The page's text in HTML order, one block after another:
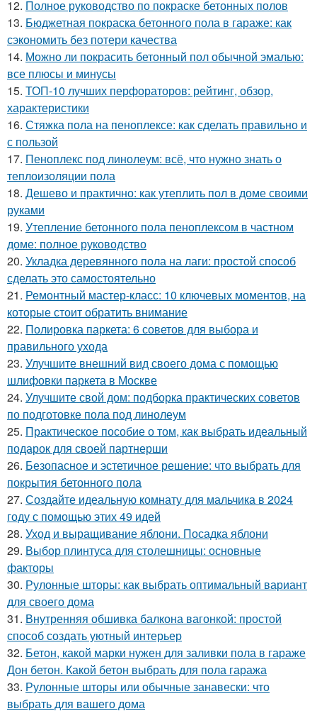
12. Полное руководство по покраске бетонных полов
13. Бюджетная покраска бетонного пола в гараже: как
сэкономить без потери качества
14. Можно ли покрасить бетонный пол обычной эмалью:
все плюсы и минусы
15. ТОП-10 лучших перфораторов: рейтинг, обзор,
характеристики
16. Стяжка пола на пеноплексе: как сделать правильно и
с пользой
17. Пеноплекс под линолеум: всё, что нужно знать о
теплоизоляции пола
18. Дешево и практично: как утеплить пол в доме своими
руками
19. Утепление бетонного пола пеноплексом в частном
доме: полное руководство
20. Укладка деревянного пола на лаги: простой способ
сделать это самостоятельно
21. Ремонтный мастер-класс: 10 ключевых моментов, на
которые стоит обратить внимание
22. Полировка паркета: 6 советов для выбора и
правильного ухода
23. Улучшите внешний вид своего дома с помощью
шлифовки паркета в Москве
24. Улучшите свой дом: подборка практических советов
по подготовке пола под линолеум
25. Практическое пособие о том, как выбрать идеальный
подарок для своей партнерши
26. Безопасное и эстетичное решение: что выбрать для
покрытия бетонного пола
27. Создайте идеальную комнату для мальчика в 2024
году с помощью этих 49 идей
28. Уход и выращивание яблони. Посадка яблони
29. Выбор плинтуса для столешницы: основные
факторы
30. Рулонные шторы: как выбрать оптимальный вариант
для своего дома
31. Внутренняя обшивка балкона вагонкой: простой
способ создать уютный интерьер
32. Бетон, какой марки нужен для заливки пола в гараже
Дон бетон. Какой бетон выбрать для пола гаража
33. Рулонные шторы или обычные занавески: что
выбрать для вашего дома